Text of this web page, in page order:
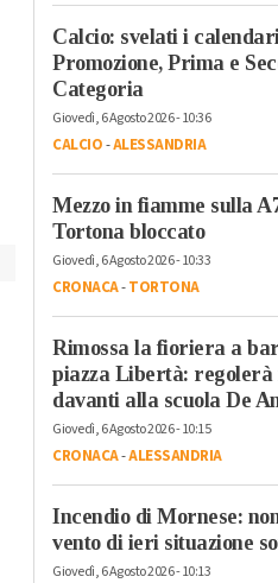
quanto la conosciamo
Calcio: svelati i
Promozione, Prima e
Categoria
Giovedì, 6 Agosto 2026 - 10:36
CALCIO-ALESSANDRIA
Mezzo in fiamme sulla
Tortona bloccato
Giovedì, 6 Agosto 2026 - 10:33
CRONACA-TORTONA
Rimossa la fioriera a
piazza Libertà:
davanti alla scuola De
Giovedì, 6 Agosto 2026 - 10:15
CRONACA-ALESSANDRIA
Incendio di Mornese:
vento di ieri situazione
Giovedì, 6 Agosto 2026 - 10:13